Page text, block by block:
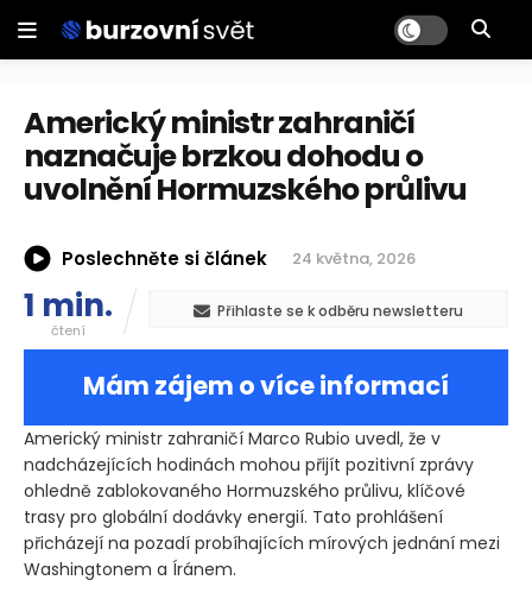
Americký ministr zahraničí
naznačuje brzkou dohodu o
uvolnění Hormuzského průlivu
Poslechněte si článek 24 května, 2026
1 min.
čtení
Přihlaste se k odběru newsletteru
Mám zájem o více informací
Americký ministr zahraničí Marco Rubio uvedl, že v
nadcházejících hodinách mohou přijít pozitivní zprávy
ohledně zablokovaného Hormuzského průlivu, klíčové
trasy pro globální dodávky energií. Tato prohlášení
přicházejí na pozadí probíhajících mírových jednání mezi
Washingtonem a Íránem.